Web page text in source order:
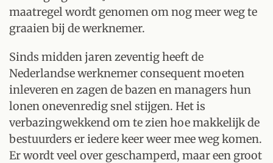
maatregel wordt genomen om nog meer weg te
graaien bij de werknemer.
Sinds midden jaren zeventig heeft de
Nederlandse werknemer consequent moeten
inleveren en zagen de bazen en managers hun
lonen onevenredig snel stijgen. Het is
verbazingwekkend om te zien hoe makkelijk de
bestuurders er iedere keer weer mee weg komen.
Er wordt veel over geschamperd, maar een groot